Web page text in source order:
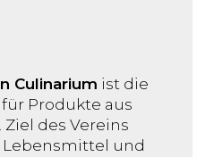
Culinarium ist die
Produkte aus
des Vereins
Lebensmittel und